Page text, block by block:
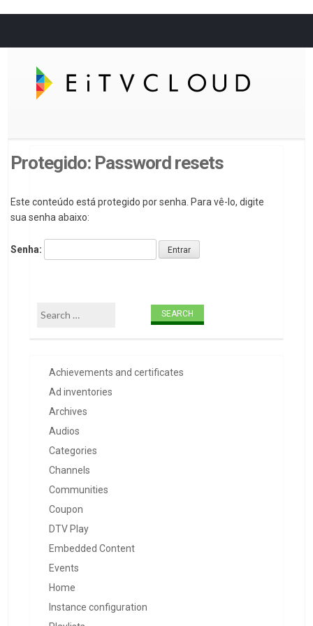
Protegido: Password resets
Este conteúdo está protegido por senha. Para vê-lo, digite
sua senha abaixo:
Senha:
Search for:
Achievements and certificates
Ad inventories
Archives
Audios
Categories
Channels
Communities
Coupon
DTV Play
Embedded Content
Events
Home
Instance configuration